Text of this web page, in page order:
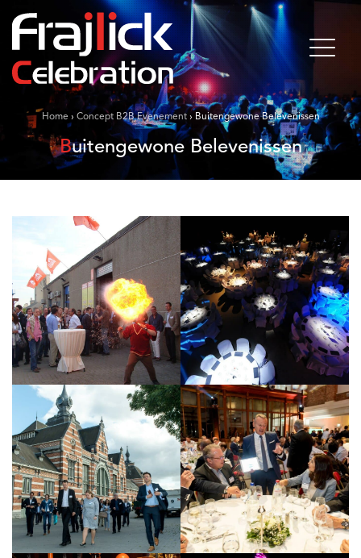
Home › Concept B2B Evenement› Buitengewone Belevenissen
Buitengewone Belevenissen